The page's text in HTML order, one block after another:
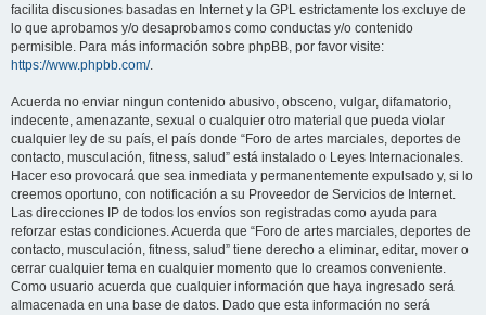
facilita discusiones basadas en Internet y la GPL estrictamente los excluye de
lo que aprobamos y/o desaprobamos como conductas y/o contenido
permisible. Para más información sobre phpBB, por favor visite:
https://www.phpbb.com/.
Acuerda no enviar ningun contenido abusivo, obsceno, vulgar, difamatorio,
indecente, amenazante, sexual o cualquier otro material que pueda violar
cualquier ley de su país, el país donde “Foro de artes marciales, deportes de
contacto, musculación, fitness, salud” está instalado o Leyes Internacionales.
Hacer eso provocará que sea inmediata y permanentemente expulsado y, si lo
creemos oportuno, con notificación a su Proveedor de Servicios de Internet.
Las direcciones IP de todos los envíos son registradas como ayuda para
reforzar estas condiciones. Acuerda que “Foro de artes marciales, deportes de
contacto, musculación, fitness, salud” tiene derecho a eliminar, editar, mover o
cerrar cualquier tema en cualquier momento que lo creamos conveniente.
Como usuario acuerda que cualquier información que haya ingresado será
almacenada en una base de datos. Dado que esta información no será